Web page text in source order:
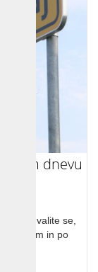
enem dnevu
Pohvalite se,
kolesom in po